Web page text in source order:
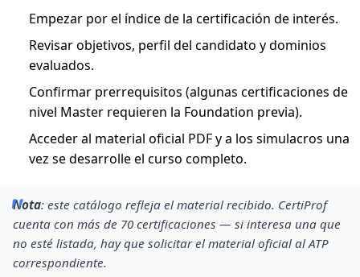
Empezar por el índice de la certificación de interés.
Revisar objetivos, perfil del candidato y dominios
evaluados.
Confirmar prerrequisitos (algunas certificaciones de
nivel Master requieren la Foundation previa).
Acceder al material oficial PDF y a los simulacros una
vez se desarrolle el curso completo.
Nota: este catálogo refleja el material recibido. CertiProf
cuenta con más de 70 certificaciones — si interesa una que
no esté listada, hay que solicitar el material oficial al ATP
correspondiente.